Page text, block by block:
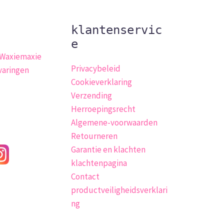
klantenservic
e
Privacybeleid
Cookieverklaring
Verzending
Herroepingsrecht
Algemene-voorwaarden
Retourneren
Garantie en klachten
klachtenpagina
Contact
productveiligheidsverklari
ng